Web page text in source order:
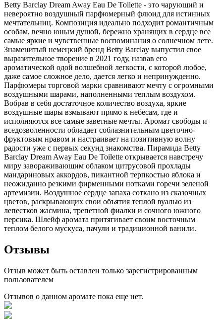
Betty Barclay Dream Away Eau De Toilette - это чарующий и
невероятно воздушный парфюмерный флюид для истинных
мечтательниц. Композиция идеально подходит романтичным
особам, вечно юным душой, бережно хранящих в сердце все
самые яркие и чувственные воспоминания о солнечном лете.
Знаменитый немецкий бренд Betty Barclay выпустил свое
выразительное творение в 2021 году, назвав его
ароматической одой волшебной легкости, с которой любое,
даже самое сложное дело, дается легко и непринужденно.
Парфюмеры торговой марки сравнивают мечту с огромными
воздушными шарами, наполненными теплым воздухом.
Вобрав в себя достаточное количество воздуха, яркие
воздушные шары взмывают прямо к небесам, где и
исполняются все самые заветные мечты. Аромат свободы и
вседозволенности обладает соблазнительным цветочно-
фруктовым нравом и настраивает на позитивную волну
радости уже с первых секунд знакомства. Пирамида Betty
Barclay Dream Away Eau De Toilette открывается навстречу
миру завораживающим облаком цитрусовой прохлады
мандариновых аккордов, пикантной терпкостью яблока и
неожиданно резкими фирменными нотками горечи зеленой
артемизии. Воздушное сердце запаха соткано из сказочных
цветов, раскрывающих свои объятия теплой вуалью из
лепестков жасмина, трепетной фиалки и сочного южного
персика. Шлейф аромата притягивает своим восточным
теплом белого мускуса, пачули и традиционной ванили.
Отзывы
Отзыв может быть оставлен только зарегистрированным
пользователем
Отзывов о данном аромате пока еще нет.